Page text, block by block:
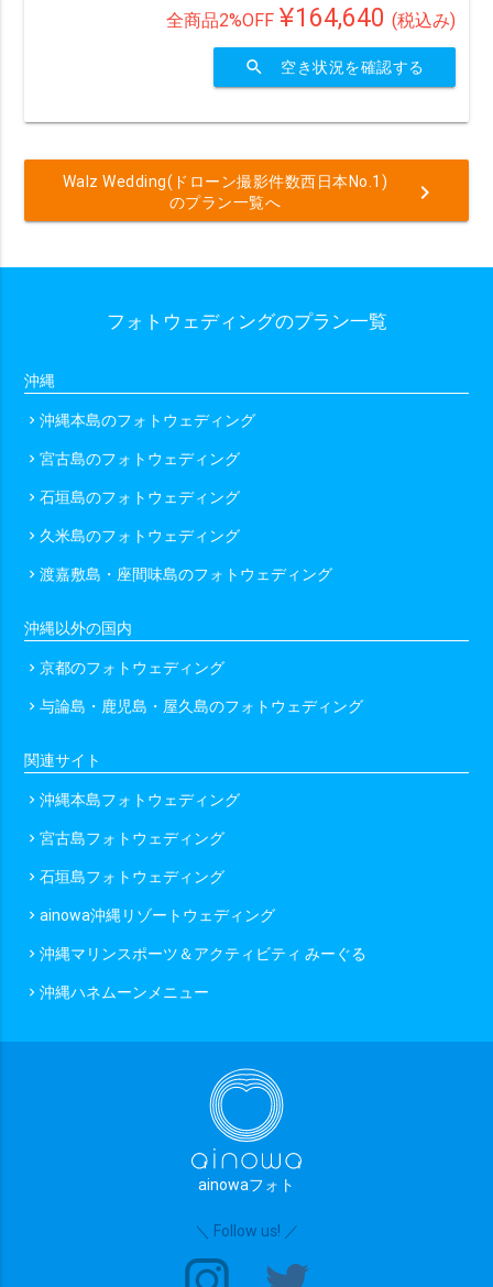
全商品2%OFF ¥164,640 (税込み)
search 空き状況を確認する
Walz Wedding(ドローン撮影件数西日本No.1)
のプラン一覧へ
chevron_right
フォトウェディングのプラン一覧
沖縄
chevron_right沖縄本島のフォトウェディング
chevron_right宮古島のフォトウェディング
chevron_right石垣島のフォトウェディング
chevron_right 久米島のフォトウェディング
chevron_right渡嘉敷島・座間味島のフォトウェディング
沖縄以外の国内
chevron_right京都のフォトウェディング
chevron_right与論島・鹿児島・屋久島のフォトウェディング
関連サイト
chevron_right沖縄本島フォトウェディング
chevron_right宮古島フォトウェディング
chevron_right石垣島フォトウェディング
chevron_rightainowa沖縄リゾートウェディング
chevron_right沖縄マリンスポーツ＆アクティビティ みーぐる
chevron_right沖縄ハネムーンメニュー
ainowaフォト
＼ Follow us! ／